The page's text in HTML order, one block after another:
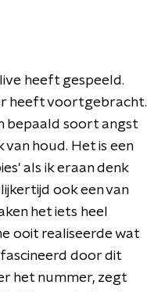
heeft gespeeld.
heeft voortgebracht.
bepaald soort angst
van houd. Het is een
als ik eraan denk
ook een van
het iets heel
ooit realiseerde wat
door dit
het nummer, zegt